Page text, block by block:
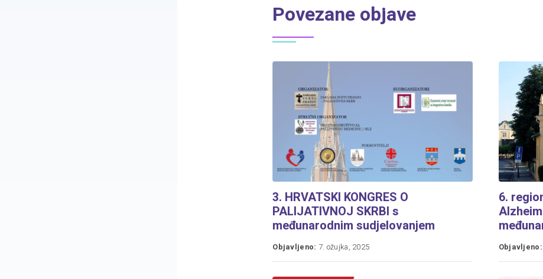
Povezane objave
3. HRVATSKI KONGRES O
PALIJATIVNOJ SKRBI s
međunarodnim sudjelovanjem
Objavljeno: 7. ožujka, 2025
6.
Objavljeno: